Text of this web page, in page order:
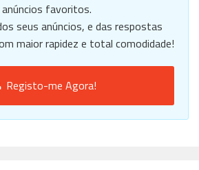
favoritos.
seus anúncios, e das respostas
maior rapidez e total comodidade!
Registo-me Agora!